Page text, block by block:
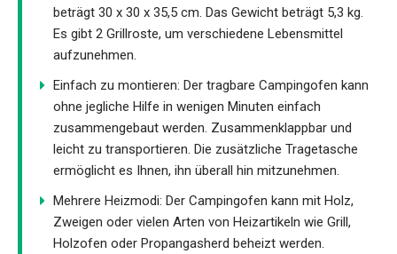
beträgt 30 x 30 x 35,5 cm. Das Gewicht beträgt 5,3 kg.
Es gibt 2 Grillroste, um verschiedene Lebensmittel
aufzunehmen.
Einfach zu montieren: Der tragbare Campingofen kann
ohne jegliche Hilfe in wenigen Minuten einfach
zusammengebaut werden. Zusammenklappbar und
leicht zu transportieren. Die zusätzliche Tragetasche
ermöglicht es Ihnen, ihn überall hin mitzunehmen.
Mehrere Heizmodi: Der Campingofen kann mit Holz,
Zweigen oder vielen Arten von Heizartikeln wie Grill,
Holzofen oder Propangasherd beheizt werden.